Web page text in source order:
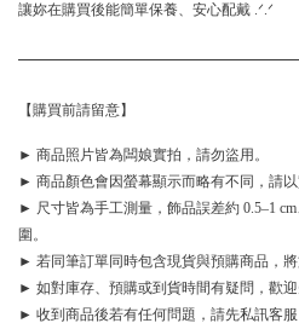
讓妳在購買後能簡單保養、安心配戴 .ᐟ.ᐟ
【購買前請留意】
► 商品照片皆為闆娘實拍，請勿盜用。
► 商品顏色會因螢幕顯示而略有不同，請以
► 尺寸皆為手工測量，飾品誤差約 0.5–1
圍。
► 若同筆訂單同時包含現貨與預購商品，將
► 如對庫存、預購或到貨時間有疑問，歡迎
► 收到商品後若有任何問題，請先私訊客服